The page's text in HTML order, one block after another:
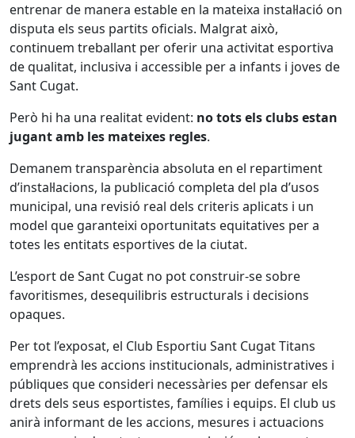
entrenar de manera estable en la mateixa instal·lació on
disputa els seus partits oficials. Malgrat això,
continuem treballant per oferir una activitat esportiva
de qualitat, inclusiva i accessible per a infants i joves de
Sant Cugat.
Però hi ha una realitat evident: no tots els clubs estan
jugant amb les mateixes regles.
Demanem transparència absoluta en el repartiment
d’instal·lacions, la publicació completa del pla d’usos
municipal, una revisió real dels criteris aplicats i un
model que garanteixi oportunitats equitatives per a
totes les entitats esportives de la ciutat.
L’esport de Sant Cugat no pot construir-se sobre
favoritismes, desequilibris estructurals i decisions
opaques.
Per tot l’exposat, el Club Esportiu Sant Cugat Titans
emprendrà les accions institucionals, administratives i
públiques que consideri necessàries per defensar els
drets dels seus esportistes, famílies i equips. El club us
anirà informant de les accions, mesures i actuacions